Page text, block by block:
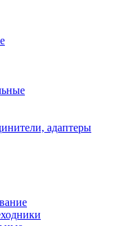
адаптеры